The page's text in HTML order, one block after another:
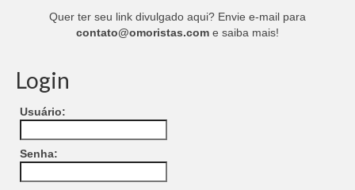
Quer ter seu link divulgado aqui? Envie e-mail para
contato@omoristas.com e saiba mais!
Login
Usuário:
Senha: